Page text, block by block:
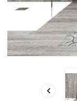
